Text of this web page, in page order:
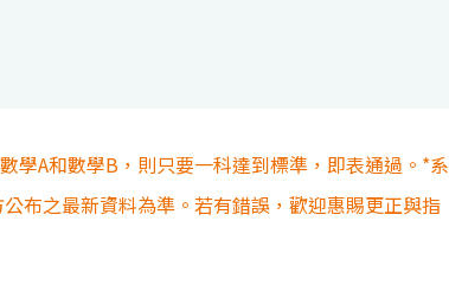
學A和數學B，則只要一科達到標準，即表通過。*系
布之最新資料為準。若有錯誤，歡迎惠賜更正與指